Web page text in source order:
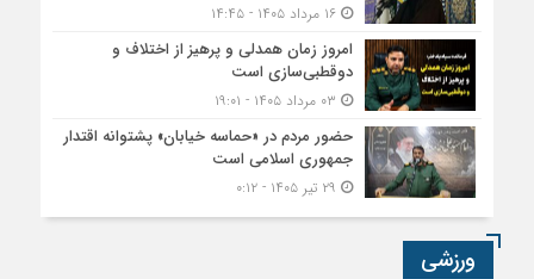
۱۶ مرداد ۱۴۰۵ - ۱۴:۴۵
امروز زمان همدلی و پرهیز از اختلاف و
دوقطبی‌سازی است
حضور مردم در «حماسه خیابان» پشتوانه اقتدار
جمهوری اسلامی است
ورزشی